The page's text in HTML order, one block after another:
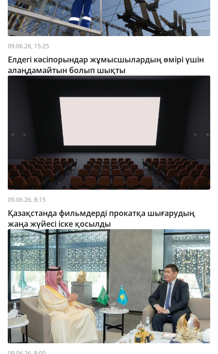
09.06.26, 15:25
Елдегі кәсіпорындар жұмысшылардың өмірі үшін
алаңдамайтын болып шықты
09.06.26, 8:15
Қазақстанда фильмдерді прокатқа шығарудың
жаңа жүйесі іске қосылды